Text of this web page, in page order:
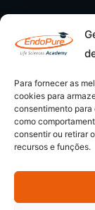
Para fornecer as
cookies para
consentimento para
como
consentir ou retirar
recursos e funções.
© 2026 -